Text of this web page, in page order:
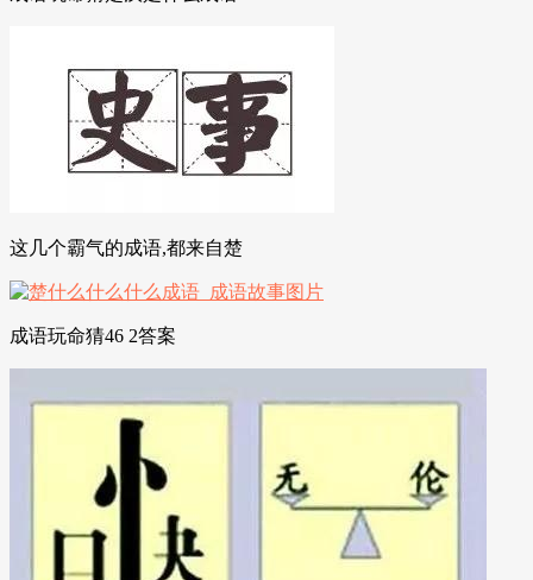
这几个霸气的成语,都来自楚
成语玩命猜46 2答案